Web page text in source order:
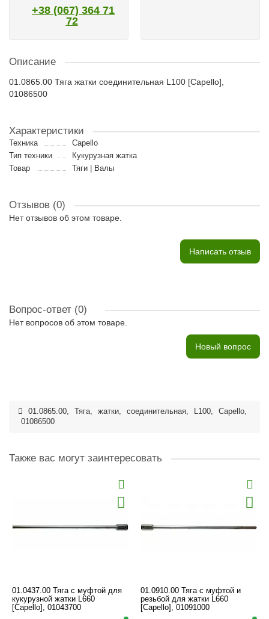
+38 (067) 364 71
72
Описание
01.0865.00 Тяга жатки соединительная L100 [Capello],
01086500
Характеристики
Техника
Capello
Тип техники
Кукурузная жатка
Товар
Тяги | Валы
Отзывов (0)
Нет отзывов об этом товаре.
Написать отзыв
Вопрос-ответ (0)
Нет вопросов об этом товаре.
Новый вопрос
01.0865.00, Тяга, жатки, соединительная, L100, Capello,
01086500
Также вас могут заинтересовать
01.0437.00 Тяга с муфтой для
кукурузной жатки L660
[Capello], 01043700
01.0910.00 Тяга с муфтой и
резьбой для жатки L660
[Capello], 01091000